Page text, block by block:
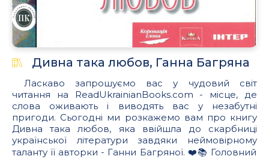
Дивна така любов, Ганна Багряна
Ласкаво запрошуємо вас у чудовий світ
читання на ReadUkrainianBooks.com - місце, де
слова оживають і виводять вас у незабутні
пригоди. Сьогодні ми розкажемо вам про книгу
Дивна така любов, яка ввійшла до скарбниці
української літератури завдяки неймовірному
таланту її авторки - Ганни Багряної. ❤️📚 Головний